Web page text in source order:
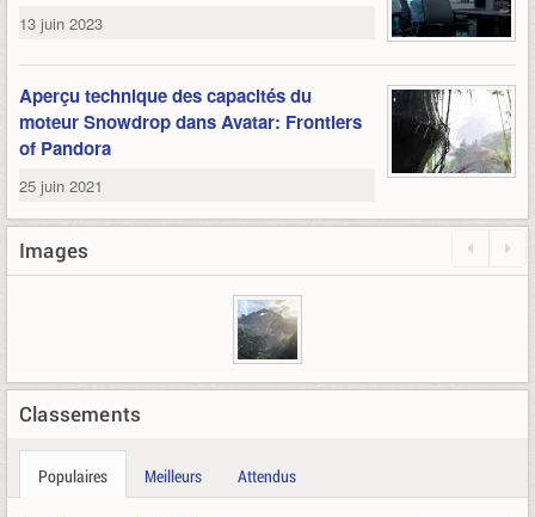
13 juin 2023
Aperçu technique des capacités du
moteur Snowdrop dans Avatar: Frontiers
of Pandora
25 juin 2021
Images
Classements
Populaires Meilleurs Attendus